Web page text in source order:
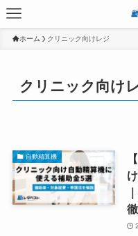
ホーム クリニック向けレジ
クリニック向け
自動精算機